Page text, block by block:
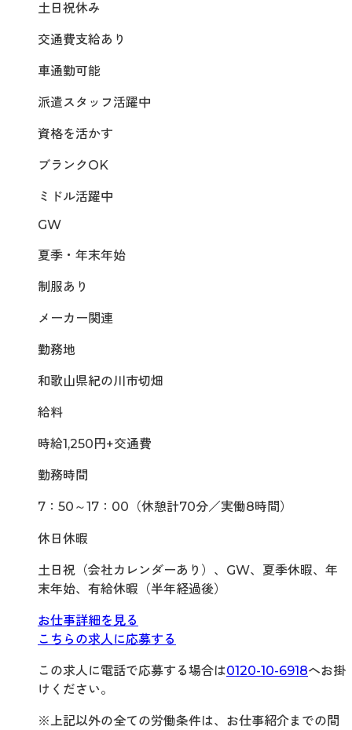
土日祝休み
交通費支給あり
車通勤可能
派遣スタッフ活躍中
資格を活かす
ブランクOK
ミドル活躍中
GW
夏季・年末年始
制服あり
メーカー関連
勤務地
和歌山県紀の川市切畑
給料
時給1,250円+交通費
勤務時間
7：50～17：00（休憩計70分／実働8時間）
休日休暇
土日祝（会社カレンダーあり）、GW、夏季休暇、年
末年始、有給休暇（半年経過後）
お仕事詳細を見る
こちらの求人に応募する
この求人に電話で応募する場合は0120-10-6918へお掛
けください。
※上記以外の全ての労働条件は、お仕事紹介までの間